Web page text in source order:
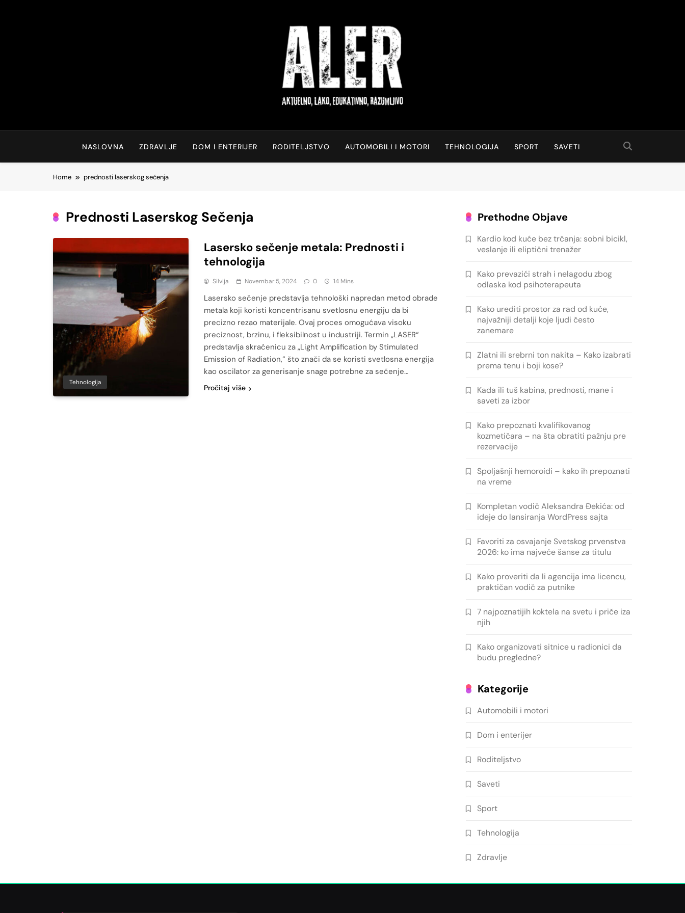
Aktuelno, Lako, Edukativno, Razumljivo
NASLOVNA ZDRAVLJE DOM I ENTERIJER RODITELJSTVO AUTOMOBILI I MOTORI TEHNOLOGIJA SPORT SAVETI
Home prednosti laserskog sečenja
Prednosti Laserskog Sečenja
Tehnologija
Lasersko sečenje metala: Prednosti i
tehnologija
Silvija Novembar 5, 2024 0 14 Mins
Lasersko sečenje predstavlja tehnološki napredan metod obrade
metala koji koristi koncentrisanu svetlosnu energiju da bi
precizno rezao materijale. Ovaj proces omogućava visoku
preciznost, brzinu, i fleksibilnost u industriji. Termin „LASER“
predstavlja skraćenicu za „Light Amplification by Stimulated
Emission of Radiation,“ što znači da se koristi svetlosna energija
kao oscilator za generisanje snage potrebne za sečenje…
Pročitaj više
Prethodne Objave
Kardio kod kuće bez trčanja: sobni bicikl,
veslanje ili eliptični trenažer
Kako prevazići strah i nelagodu zbog
odlaska kod psihoterapeuta
Kako urediti prostor za rad od kuće,
najvažniji detalji koje ljudi često
zanemare
Zlatni ili srebrni ton nakita – Kako izabrati
prema tenu i boji kose?
Kada ili tuš kabina, prednosti, mane i
saveti za izbor
Kako prepoznati kvalifikovanog
kozmetičara – na šta obratiti pažnju pre
rezervacije
Spoljašnji hemoroidi – kako ih prepoznati
na vreme
Kompletan vodič Aleksandra Đekića: od
ideje do lansiranja WordPress sajta
Favoriti za osvajanje Svetskog prvenstva
2026: ko ima najveće šanse za titulu
Kako proveriti da li agencija ima licencu,
praktičan vodič za putnike
7 najpoznatijih koktela na svetu i priče iza
njih
Kako organizovati sitnice u radionici da
budu pregledne?
Kategorije
Automobili i motori
Dom i enterijer
Roditeljstvo
Saveti
Sport
Tehnologija
Zdravlje